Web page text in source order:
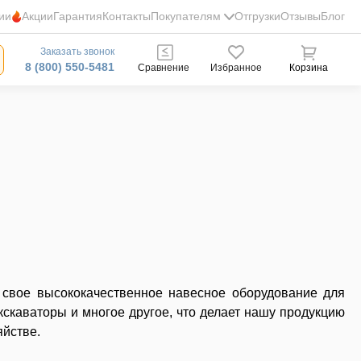
АкцииГарантияКонтактыПокупателям ОтгрузкиОтзывыБлог
Заказать звонок
8 (800) 550-5481 Сравнение Избранное Корзина
высококачественное навесное оборудование для
и многое другое, что делает нашу продукцию